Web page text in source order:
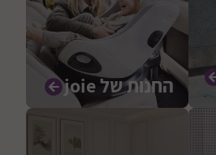
החנות של joie